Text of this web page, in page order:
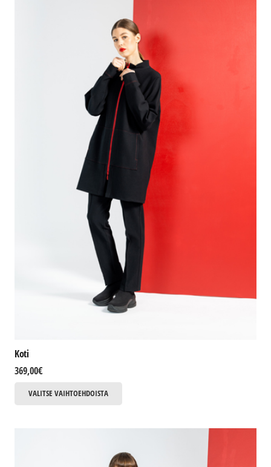
Voit
tehdä
valinnat
tuotteen
sivulla.
Koti
369,00€
VALITSE VAIHTOEHDOISTA
muunnelma.